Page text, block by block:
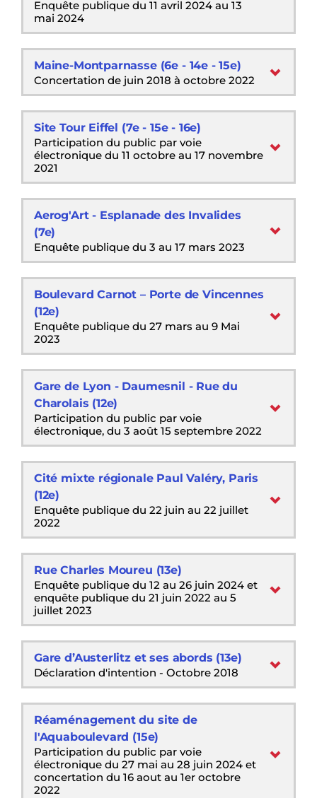
Enquête publique du 11 avril 2024 au 13
mai 2024
Maine-Montparnasse (6e - 14e - 15e)
Concertation de juin 2018 à octobre 2022
Site Tour Eiffel (7e - 15e - 16e)
Participation du public par voie
électronique du 11 octobre au 17 novembre
2021
Aerog'Art - Esplanade des Invalides
(7e)
Enquête publique du 3 au 17 mars 2023
Boulevard Carnot – Porte de Vincennes
(12e)
Enquête publique du 27 mars au 9 Mai
2023
Gare de Lyon - Daumesnil - Rue du
Charolais (12e)
Participation du public par voie
électronique, du 3 août 15 septembre 2022
Cité mixte régionale Paul Valéry, Paris
(12e)
Enquête publique du 22 juin au 22 juillet
2022
Rue Charles Moureu (13e)
Enquête publique du 12 au 26 juin 2024 et
enquête publique du 21 juin 2022 au 5
juillet 2023
Gare d’Austerlitz et ses abords (13e)
Déclaration d'intention - Octobre 2018
Réaménagement du site de
l'Aquaboulevard (15e)
Participation du public par voie
électronique du 27 mai au 28 juin 2024 et
concertation du 16 aout au 1er octobre
2022